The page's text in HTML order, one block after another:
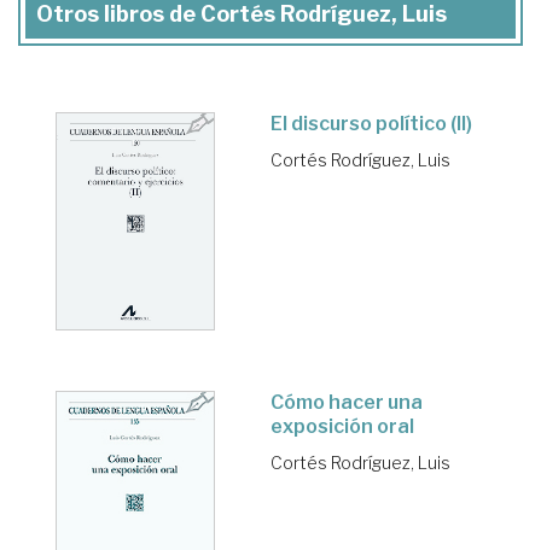
Otros libros de Cortés Rodríguez, Luis
El discurso político (II)
Cortés Rodríguez, Luis
Cómo hacer una
exposición oral
Cortés Rodríguez, Luis